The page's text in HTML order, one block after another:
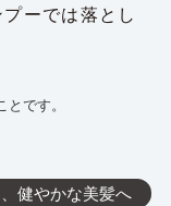
ーでは落とし
です。
健やかな美髪へ